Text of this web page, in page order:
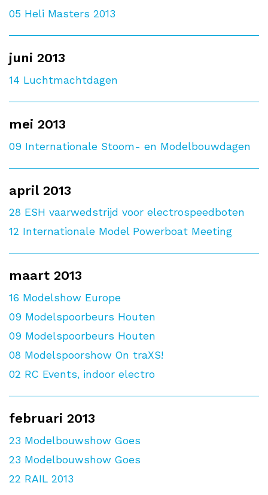
05 Heli Masters 2013
juni 2013
14 Luchtmachtdagen
mei 2013
09 Internationale Stoom- en Modelbouwdagen
april 2013
28 ESH vaarwedstrijd voor electrospeedboten
12 Internationale Model Powerboat Meeting
maart 2013
16 Modelshow Europe
09 Modelspoorbeurs Houten
09 Modelspoorbeurs Houten
08 Modelspoorshow On traXS!
02 RC Events, indoor electro
februari 2013
23 Modelbouwshow Goes
23 Modelbouwshow Goes
22 RAIL 2013